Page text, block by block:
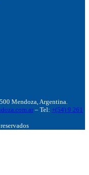
Mendoza, Argentina.
– Tel: +(54) 9 261